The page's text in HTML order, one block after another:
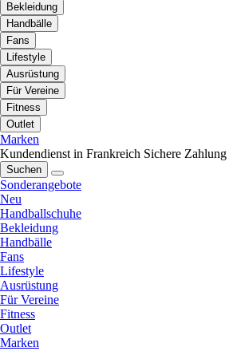
Bekleidung
Handbälle
Fans
Lifestyle
Ausrüstung
Für Vereine
Fitness
Outlet
Marken
Kundendienst in Frankreich Sichere Zahlung
Suchen
Sonderangebote
Neu
Handballschuhe
Bekleidung
Handbälle
Fans
Lifestyle
Ausrüstung
Für Vereine
Fitness
Outlet
Marken